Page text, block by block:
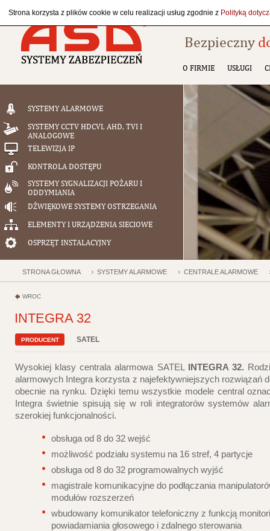
Bezpieczny
O FIRMIE USŁUGI
SYSTEMY ALARMOWE
SYSTEMY CCTV HDCVI, AHD, TVI I
ANALOGOWE
TELEWIZJA IP
KONTROLA DOSTĘPU
SYSTEMY SYGNALIZACJI POŻARU I
ODDYMIANIA
DŹWIĘKOWE SYSTEMY OSTRZEGANIA
ELEMENTY I URZĄDZENIA SIECIOWE
OSPRZĘT INSTALACYJNY
STRONA GŁÓWNA SYSTEMY ALARMOWE CENTRALE ALARMOWE
WRÓĆ
INTEGRA 32
PRODUCENT SATEL
Wysokiej klasy centrala alarmowa SATEL INTEGRA 32.
alarmowych Integra korzysta z najefektywniejszych rozwiązań
obecnie na rynku. Dzięki temu wszystkie modele central
Integra świetnie spisują się w roli integratorów systemów
szerokiej funkcjonalności.
obsługa od 8 do 32 wejść
możliwość podziału systemu na 16 stref, 4 partycje
obsługa od 8 do 32 programowalnych wyjść
magistrale komunikacyjne do podłączania
modułów rozszerzeń
wbudowany komunikator telefoniczny z funkcją
powiadamiania głosowego i zdalnego sterowania
Strona korzysta z plików cookie w celu realizacji usług zgodnie z Polityką